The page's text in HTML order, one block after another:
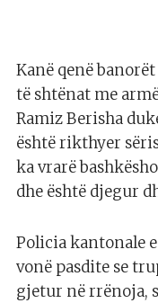
Kanë qenë
të shtënat me
Ramiz Berisha
është rikthyer
ka vrarë
dhe është djegur
Policia kantonale
vonë pasdite se
gjetur në rrënoja,